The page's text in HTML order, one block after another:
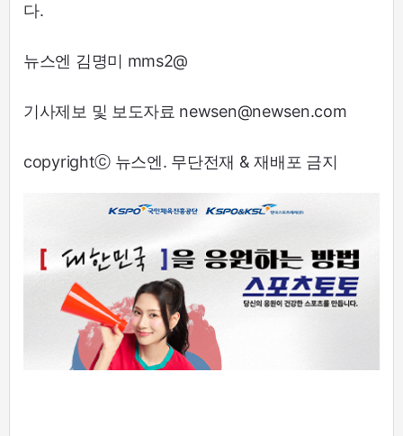
다.
뉴스엔 김명미 mms2@
기사제보 및 보도자료 newsen@newsen.com
copyrightⓒ 뉴스엔. 무단전재 & 재배포 금지